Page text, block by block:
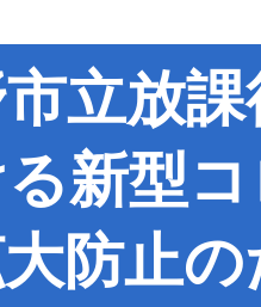
立放
新型
防止